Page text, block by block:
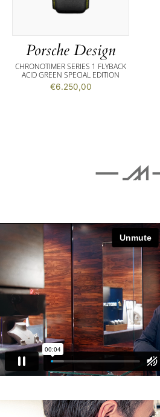
Porsche Design
CHRONOTIMER SERIES 1 FLYBACK
ACID GREEN SPECIAL EDITION
€6.250,00